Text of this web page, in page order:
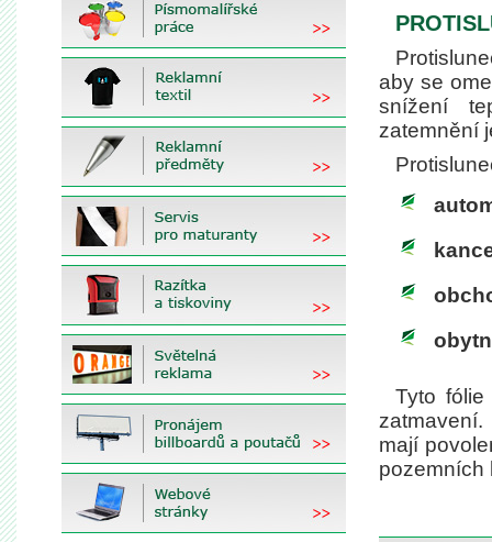
aby se
snížení
zatemnění
Tyto
mají
pozemních